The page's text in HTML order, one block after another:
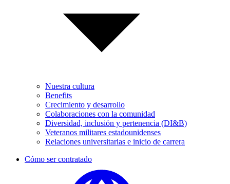
Nuestra cultura
Benefits
Crecimiento y desarrollo
Colaboraciones con la comunidad
Diversidad, inclusión y pertenencia (DI&B)
Veteranos militares estadounidenses
Relaciones universitarias e inicio de carrera
Cómo ser contratado